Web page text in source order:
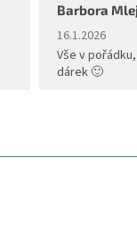
Barbora
Hodnocení
16.1.2026
Vše v
dárek 🙂